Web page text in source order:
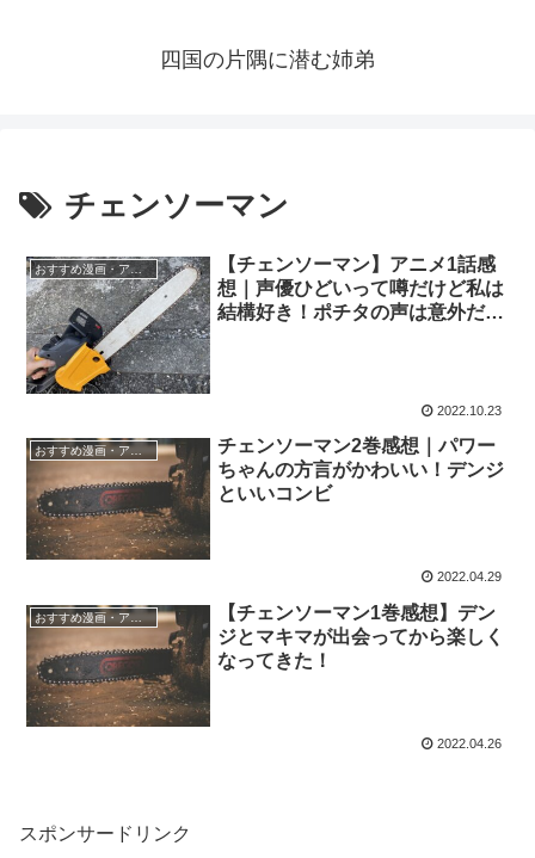
四国の片隅に潜む姉弟
チェンソーマン
おすすめ漫画・アニメ
【チェンソーマン】アニメ1話感
想｜声優ひどいって噂だけど私は
結構好き！ポチタの声は意外だっ
2022.10.23
おすすめ漫画・アニメ
チェンソーマン2巻感想｜パワー
ちゃんの方言がかわいい！デンジ
といいコンビ
2022.04.29
おすすめ漫画・アニメ
【チェンソーマン1巻感想】デン
ジとマキマが出会ってから楽しく
なってきた！
2022.04.26
スポンサードリンク